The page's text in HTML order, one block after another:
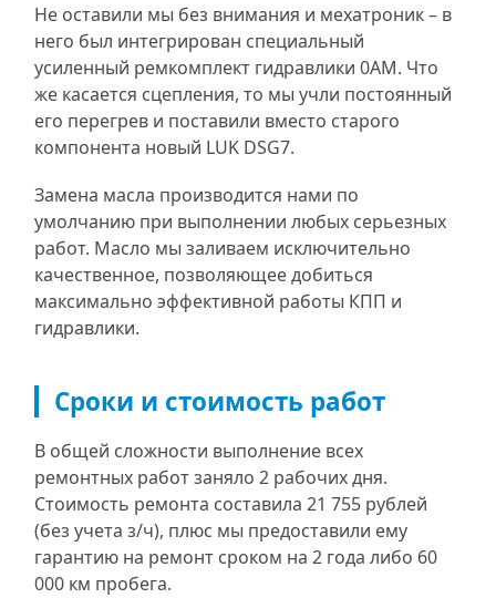
Не оставили мы без внимания и мехатроник – в
него был интегрирован специальный
усиленный ремкомплект гидравлики 0AM. Что
же касается сцепления, то мы учли постоянный
его перегрев и поставили вместо старого
компонента новый LUK DSG7.
Замена масла производится нами по
умолчанию при выполнении любых серьезных
работ. Масло мы заливаем исключительно
качественное, позволяющее добиться
максимально эффективной работы КПП и
гидравлики.
Сроки и стоимость работ
В общей сложности выполнение всех
ремонтных работ заняло 2 рабочих дня.
Стоимость ремонта составила 21 755 рублей
(без учета з/ч), плюс мы предоставили ему
гарантию на ремонт сроком на 2 года либо 60
000 км пробега.